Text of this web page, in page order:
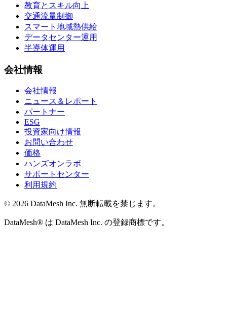
教育とスキル向上
交通流量制御
スマート地域熱供給
データセンター運用
半導体運用
会社情報
会社情報
ニュース＆レポート
パートナー
ESG
投資家向け情報
お問い合わせ
価格
ハンズオンラボ
サポートセンター
利用規約
© 2026 DataMesh Inc. 無断転載を禁じます。
DataMesh® は DataMesh Inc. の登録商標です。